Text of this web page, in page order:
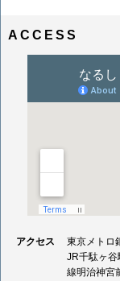
ゲACCESS
アクセス
東京メトロ
JR千駄ヶ谷
線明治神宮